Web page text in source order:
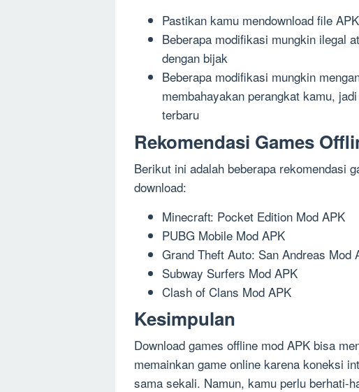
Pastikan kamu mendownload file
Beberapa modifikasi mungkin ilegal
dengan bijak
Beberapa modifikasi mungkin
membahayakan perangkat kamu,
terbaru
Rekomendasi Games
Berikut ini adalah beberapa rekomendasi
download:
Minecraft: Pocket Edition Mod APK
PUBG Mobile Mod APK
Grand Theft Auto: San Andreas Mod
Subway Surfers Mod APK
Clash of Clans Mod APK
Kesimpulan
Download games offline mod APK bisa
memainkan game online karena koneksi
sama sekali. Namun, kamu perlu berhati-